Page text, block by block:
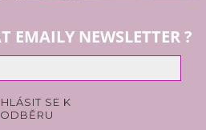
EMAILY NEWSLETTER ?